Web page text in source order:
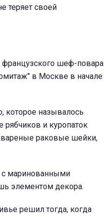
теряет своей
французского шеф-повара
в Москве в начале
которое называлось
и куропаток
раковые шейки,
с маринованными
элементом декора.
решил тогда, когда